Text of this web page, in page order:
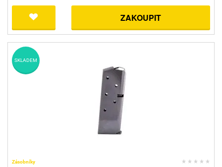
ZAKOUPIT
Zásobníky
SKLADEM